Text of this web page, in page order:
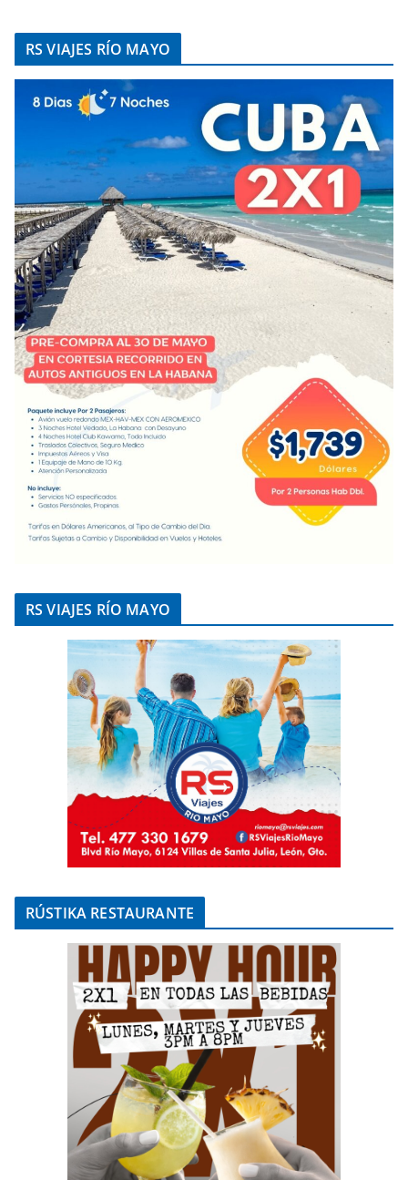
RS VIAJES RÍO MAYO
RS VIAJES RÍO MAYO
RÚSTIKA RESTAURANTE